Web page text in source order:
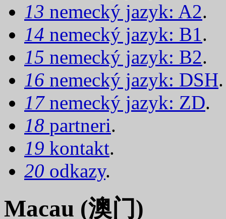
13 nemecký jazyk: A2.
14 nemecký jazyk: B1.
15 nemecký jazyk: B2.
16 nemecký jazyk: DSH.
17 nemecký jazyk: ZD.
18 partneri.
19 kontakt.
20 odkazy.
Macau (澳门)